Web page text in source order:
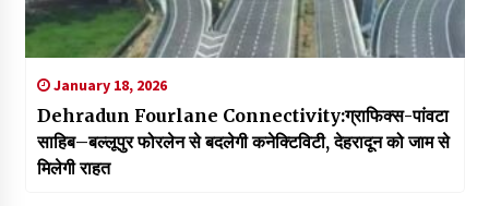
January 18, 2026
Dehradun Fourlane Connectivity:ग्राफिक्स-पांवटा
साहिब–बल्‍लूपुर फोरलेन से बदलेगी कनेक्टिविटी, देहरादून को जाम से
मिलेगी राहत